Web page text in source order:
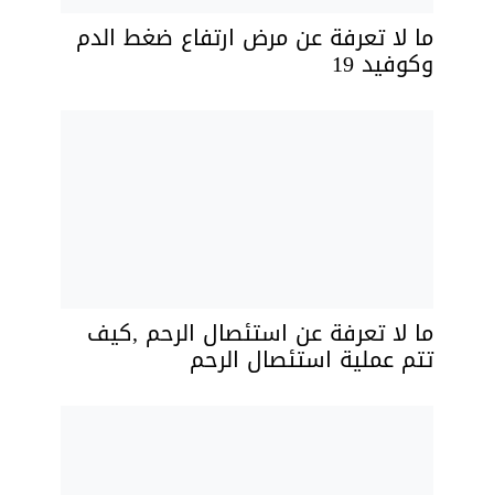
ما لا تعرفة عن مرض ارتفاع ضغط الدم
وكوفيد 19
ما لا تعرفة عن استئصال الرحم ,كيف
تتم عملية استئصال الرحم